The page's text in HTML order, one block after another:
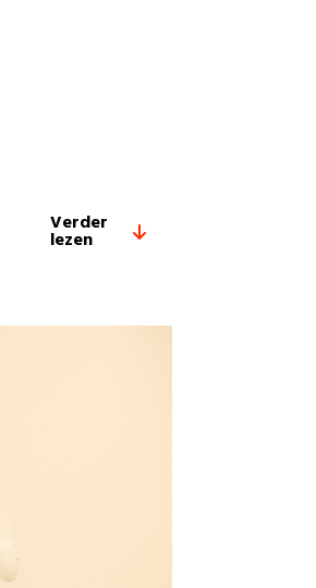
Verder
lezen